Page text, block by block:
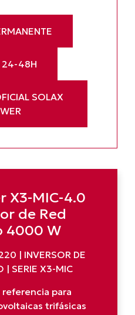
24-48H
SOLAX
X3-MIC-4.0
de Red
4000 W
| INVERSOR DE
| SERIE X3-MIC
referencia para
trifásicas